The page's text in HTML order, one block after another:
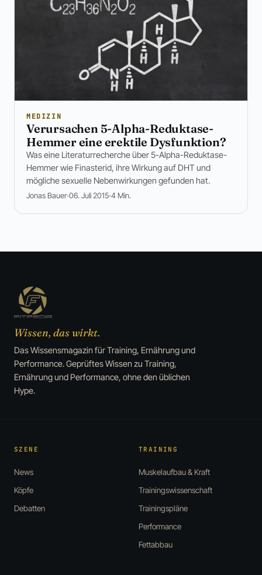
MEDIZIN
Verursachen 5-Alpha-Reduktase-
Hemmer eine erektile Dysfunktion?
Was eine Literaturrecherche über 5-Alpha-Reduktase-
Hemmer wie Finasterid, ihre Wirkung auf DHT und
mögliche sexuelle Nebenwirkungen gefunden hat.
Jonas Bauer 06. Juli 2015 4 Min.
Wissen, das wirkt.
Das Wissensmagazin für Training, Ernährung und
Performance. Geprüftes Wissen zu Training,
Ernährung und Performance, ohne den üblichen
Hype.
SZENE
News
Köpfe
Debatten
TRAINING
Muskelaufbau & Kraft
Trainingswissenschaft
Trainingspläne
Performance
Fettabbau